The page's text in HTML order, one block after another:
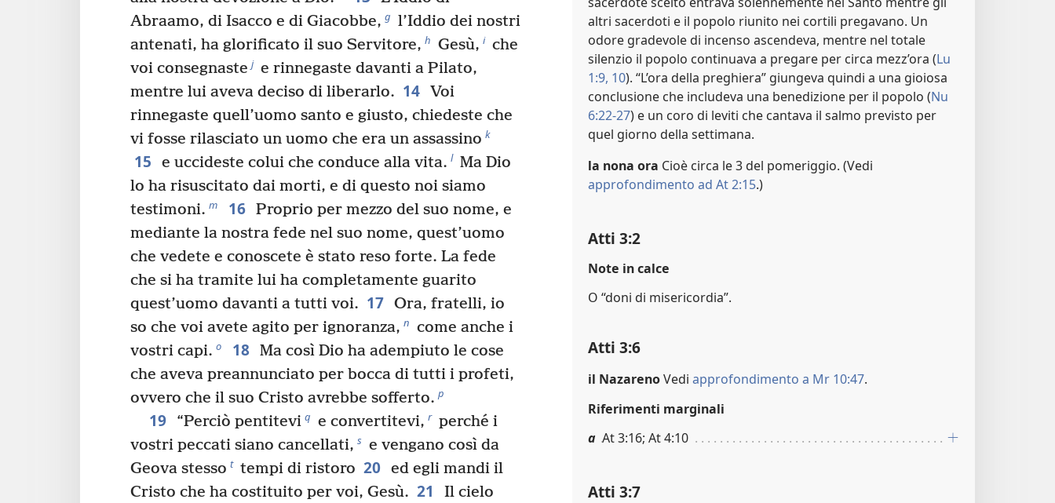
Abraamo, di Isacco e di Giacobbe, g l’Iddio dei nostri
antenati, ha glorificato il suo Servitore, h Gesù, i che
voi consegnaste j e rinnegaste davanti a Pilato,
mentre lui aveva deciso di liberarlo. 14 Voi
rinnegaste quell’uomo santo e giusto, chiedeste che
vi fosse rilasciato un uomo che era un assassino k
15 e uccideste colui che conduce alla vita. l Ma Dio
lo ha risuscitato dai morti, e di questo noi siamo
testimoni. m 16 Proprio per mezzo del suo nome, e
mediante la nostra fede nel suo nome, quest’uomo
che vedete e conoscete è stato reso forte. La fede
che si ha tramite lui ha completamente guarito
quest’uomo davanti a tutti voi. 17 Ora, fratelli, io
so che voi avete agito per ignoranza, n come anche i
vostri capi. o 18 Ma così Dio ha adempiuto le cose
che aveva preannunciato per bocca di tutti i profeti,
ovvero che il suo Cristo avrebbe sofferto. p
19 “Perciò pentitevi q e convertitevi, r perché i
vostri peccati siano cancellati, s e vengano così da
Geova stesso t tempi di ristoro 20 ed egli mandi il
Cristo che ha costituito per voi, Gesù. 21
Il cielo
altri sacerdoti e il popolo riunito nei cortili pregavano. Un
odore gradevole di incenso ascendeva, mentre nel totale
silenzio il popolo continuava a pregare per circa mezz’ora (Lu
1:9, 10). “L’ora della preghiera” giungeva quindi a una gioiosa
conclusione che includeva una benedizione per il popolo (Nu
6:22-27) e un coro di leviti che cantava il salmo previsto per
quel giorno della settimana.
la nona ora Cioè circa le 3 del pomeriggio. (Vedi
approfondimento ad At 2:15.)
Atti 3:2
Note in calce
O “doni di misericordia”.
Atti 3:6
il NazarenoVedi approfondimento a Mr 10:47.
Riferimenti marginali
a At 3:16; At 4:10
Atti 3:7